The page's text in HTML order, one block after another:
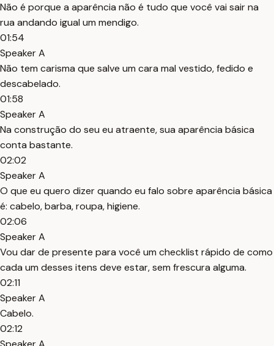
Não é porque a aparência não é tudo que você vai sair na
rua andando igual um mendigo.
01:54
Speaker A
Não tem carisma que salve um cara mal vestido, fedido e
descabelado.
01:58
Speaker A
Na construção do seu eu atraente, sua aparência básica
conta bastante.
02:02
Speaker A
O que eu quero dizer quando eu falo sobre aparência básica
é: cabelo, barba, roupa, higiene.
02:06
Speaker A
Vou dar de presente para você um checklist rápido de como
cada um desses itens deve estar, sem frescura alguma.
02:11
Speaker A
Cabelo.
02:12